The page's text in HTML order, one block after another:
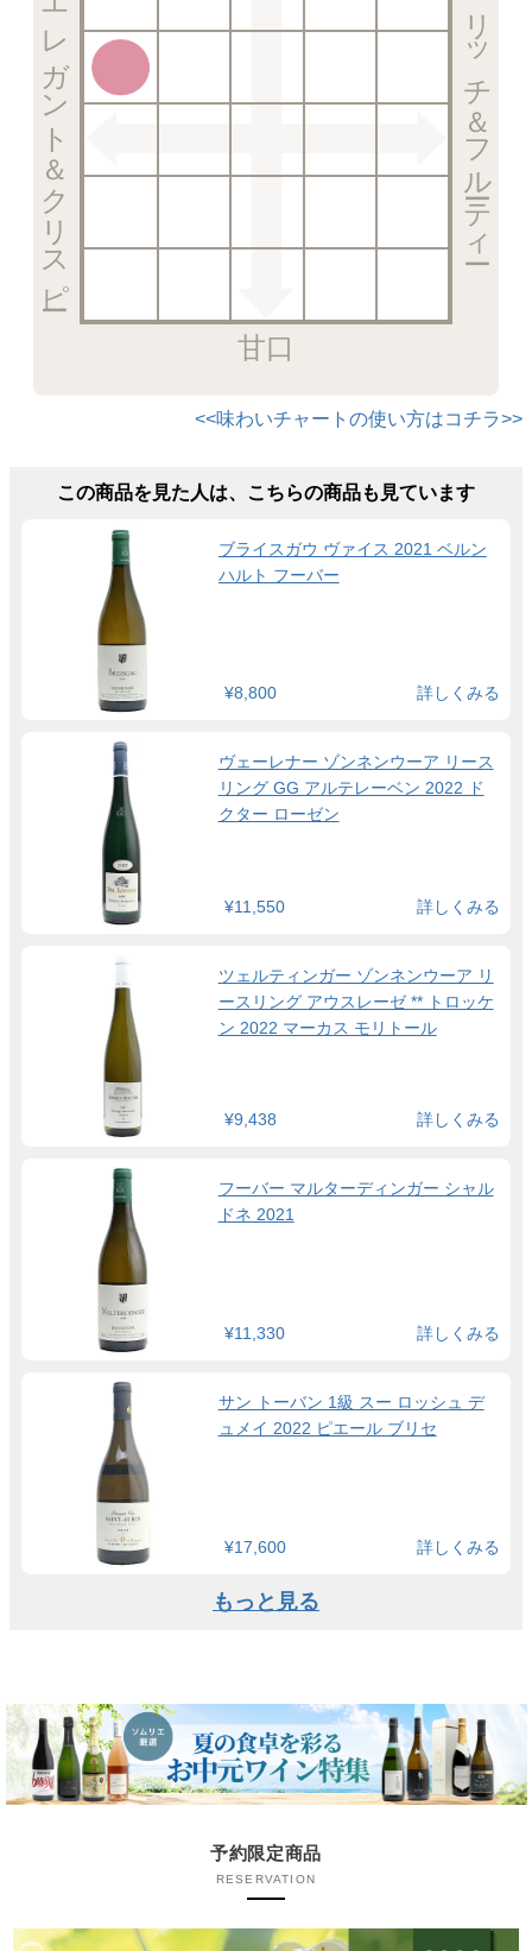
リッチ＆フルーティー
甘口
エレガント＆クリスピー
<<味わいチャートの使い方はコチラ>>
この商品を見た人は、こちらの商品も見ています
ブライスガウ ヴァイス 2021 ベルン
ハルト フーバー
¥8,800 詳しくみる
ヴェーレナー ゾンネンウーア リース
リング GG アルテレーベン 2022 ド
クター ローゼン
¥11,550 詳しくみる
ツェルティンガー ゾンネンウーア リ
ースリング アウスレーゼ ** トロッケ
ン 2022 マーカス モリトール
¥9,438 詳しくみる
フーバー マルターディンガー シャル
ドネ 2021
¥11,330 詳しくみる
サン トーバン 1級 スー ロッシュ デ
ュメイ 2022 ピエール ブリセ
¥17,600 詳しくみる
もっと見る
予約限定商品
RESERVATION